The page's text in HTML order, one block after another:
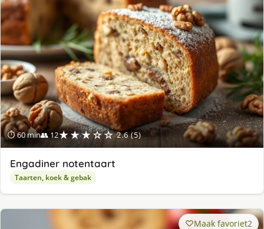
⏱ 60 min👥 12★★★☆☆ 2.6 (5)
Engadiner notentaart
Taarten, koek & gebak
Maak favoriet2